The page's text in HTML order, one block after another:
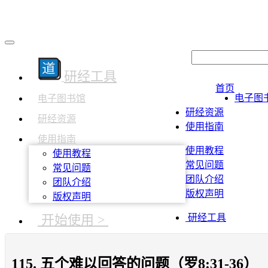
研经工具
电子图书馆
研经资源
使用指南
使用教程
常见问题
团队介绍
版权声明
开始使用 >
首页
电子图
研经资源
使用指南
使用教程
常见问题
团队介绍
版权声明
研经工具
115. 五个难以回答的问题（罗8:31-36）